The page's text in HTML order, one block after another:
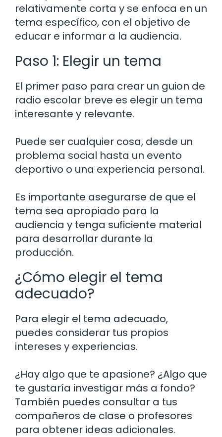
relativamente corta y se enfoca en un
tema específico, con el objetivo de
educar e informar a la audiencia.
Paso 1: Elegir un tema
El primer paso para crear un guion de
radio escolar breve es elegir un tema
interesante y relevante.
Puede ser cualquier cosa, desde un
problema social hasta un evento
deportivo o una experiencia personal.
Es importante asegurarse de que el
tema sea apropiado para la
audiencia y tenga suficiente material
para desarrollar durante la
producción.
¿Cómo elegir el tema
adecuado?
Para elegir el tema adecuado,
puedes considerar tus propios
intereses y experiencias.
¿Hay algo que te apasione? ¿Algo que
te gustaría investigar más a fondo?
También puedes consultar a tus
compañeros de clase o profesores
para obtener ideas adicionales.